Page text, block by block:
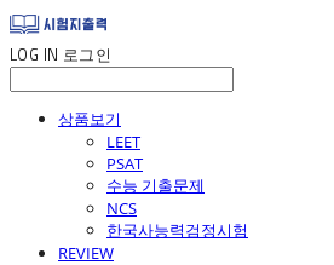
LOG IN 로그인
상품보기
LEET
PSAT
수능 기출문제
NCS
한국사능력검정시험
REVIEW